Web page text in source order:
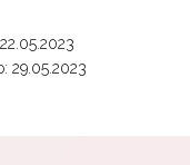
29.05.2023